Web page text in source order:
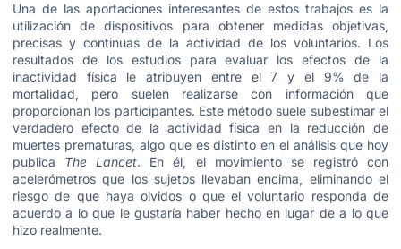
Una de las aportaciones interesantes de estos trabajos es la
utilización de dispositivos para obtener medidas objetivas,
precisas y continuas de la actividad de los voluntarios. Los
resultados de los estudios para evaluar los efectos de la
inactividad física le atribuyen entre el 7 y el 9% de la
mortalidad, pero suelen realizarse con información que
proporcionan los participantes. Este método suele subestimar el
verdadero efecto de la actividad física en la reducción de
muertes prematuras, algo que es distinto en el análisis que hoy
publica The Lancet. En él, el movimiento se registró con
acelerómetros que los sujetos llevaban encima, eliminando el
riesgo de que haya olvidos o que el voluntario responda de
acuerdo a lo que le gustaría haber hecho en lugar de a lo que
hizo realmente.